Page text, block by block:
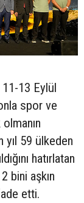
11-13 Eylül
spor ve
yıl 59 ülkeden
hatırlatan
bini aşkın
etti.